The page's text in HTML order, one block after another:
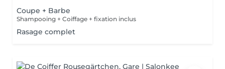
Coupe + Barbe
Shampooing + Coiffage + fixation inclus
Rasage complet